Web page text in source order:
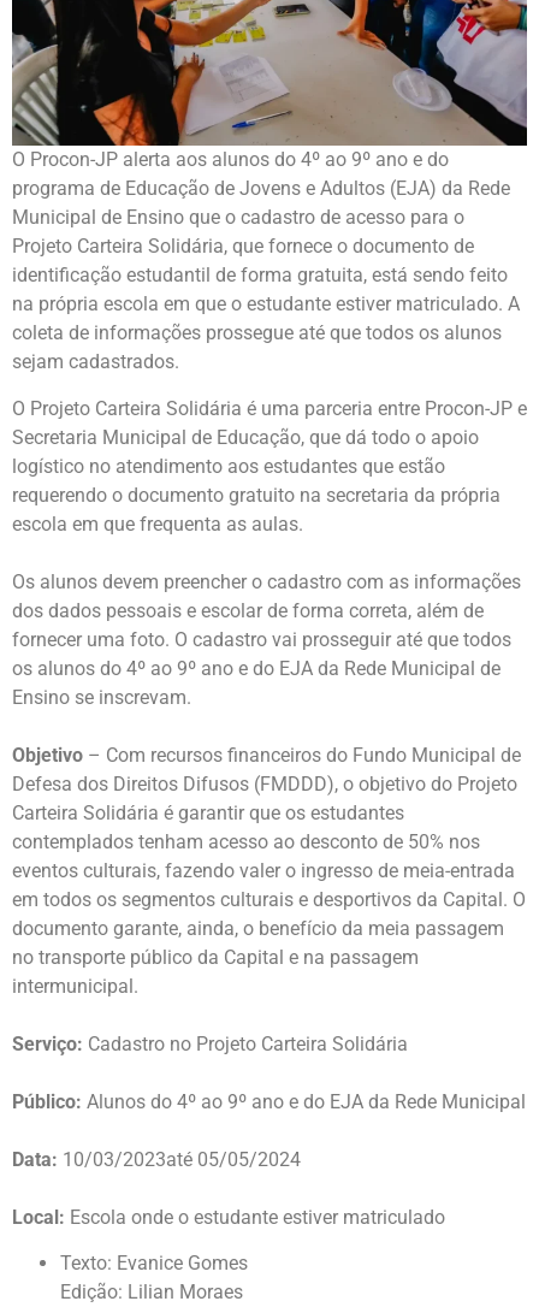
O Procon-JP alerta aos alunos do 4º ao 9º ano e do
programa de Educação de Jovens e Adultos (EJA) da Rede
Municipal de Ensino que o cadastro de acesso para o
Projeto Carteira Solidária, que fornece o documento de
identificação estudantil de forma gratuita, está sendo feito
na própria escola em que o estudante estiver matriculado. A
coleta de informações prossegue até que todos os alunos
sejam cadastrados.
O Projeto Carteira Solidária é uma parceria entre Procon-JP e
Secretaria Municipal de Educação, que dá todo o apoio
logístico no atendimento aos estudantes que estão
requerendo o documento gratuito na secretaria da própria
escola em que frequenta as aulas.
Os alunos devem preencher o cadastro com as informações
dos dados pessoais e escolar de forma correta, além de
fornecer uma foto. O cadastro vai prosseguir até que todos
os alunos do 4º ao 9º ano e do EJA da Rede Municipal de
Ensino se inscrevam.
Objetivo – Com recursos financeiros do Fundo Municipal de
Defesa dos Direitos Difusos (FMDDD), o objetivo do Projeto
Carteira Solidária é garantir que os estudantes
contemplados tenham acesso ao desconto de 50% nos
eventos culturais, fazendo valer o ingresso de meia-entrada
em todos os segmentos culturais e desportivos da Capital. O
documento garante, ainda, o benefício da meia passagem
no transporte público da Capital e na passagem
intermunicipal.
Serviço: Cadastro no Projeto Carteira Solidária
Público: Alunos do 4º ao 9º ano e do EJA da Rede Municipal
Data: 10/03/2023até 05/05/2024
Local: Escola onde o estudante estiver matriculado
Texto: Evanice Gomes
Edição: Lilian Moraes